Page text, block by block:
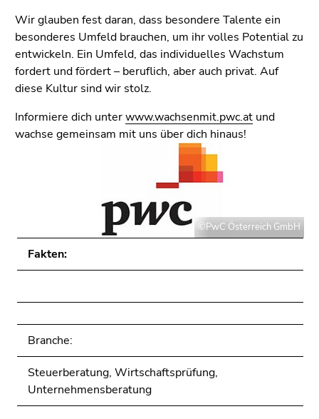
Wir glauben fest daran, dass besondere Talente ein
besonderes Umfeld brauchen, um ihr volles Potential zu
entwickeln. Ein Umfeld, das individuelles Wachstum
fordert und fördert – beruflich, aber auch privat. Auf
diese Kultur sind wir stolz.
Informiere dich unterwww.wachsenmit.pwc.at und
wachse gemeinsam mit uns über dich hinaus!
©PwC Österreich GmbH
Fakten:
Branche:
Steuerberatung, Wirtschaftsprüfung,
Unternehmensberatung